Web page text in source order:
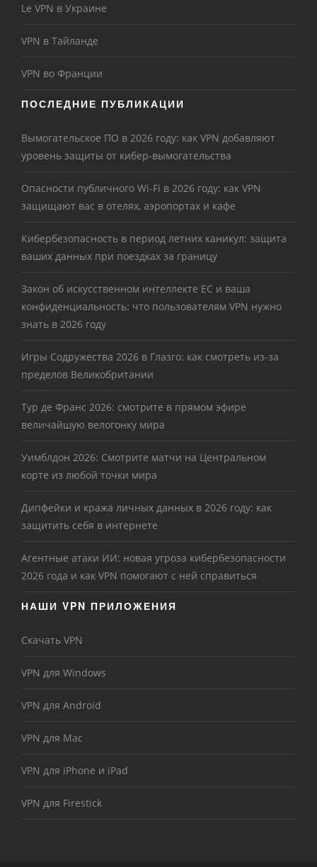
Le VPN в Украине
VPN в Тайланде
VPN во Франции
ПОСЛЕДНИЕ ПУБЛИКАЦИИ
Вымогательское ПО в 2026 году: как VPN добавляют
уровень защиты от кибер-вымогательства
Опасности публичного Wi-Fi в 2026 году: как VPN
защищают вас в отелях, аэропортах и кафе
Кибербезопасность в период летних каникул: защита
ваших данных при поездках за границу
Закон об искусственном интеллекте ЕС и ваша
конфиденциальность: что пользователям VPN нужно
знать в 2026 году
Игры Содружества 2026 в Глазго: как смотреть из-за
пределов Великобритании
Тур де Франс 2026: смотрите в прямом эфире
величайшую велогонку мира
Уимблдон 2026: Смотрите матчи на Центральном
корте из любой точки мира
Дипфейки и кража личных данных в 2026 году: как
защитить себя в интернете
Агентные атаки ИИ: новая угроза кибербезопасности
2026 года и как VPN помогают с ней справиться
НАШИ VPN ПРИЛОЖЕНИЯ
Скачать VPN
VPN для Windows
VPN для Android
VPN для Mac
VPN для iPhone и iPad
VPN для Firestick